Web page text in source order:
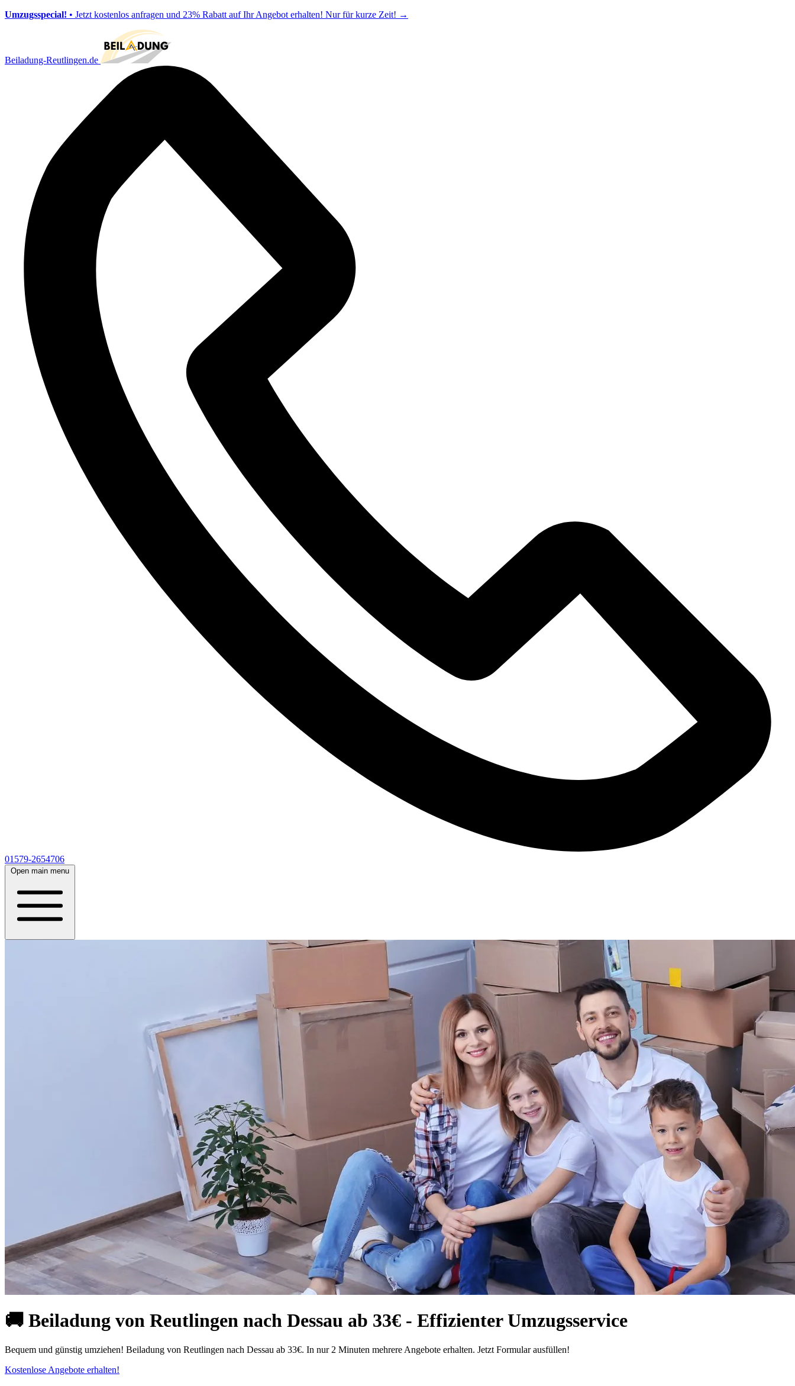
Umzugsspecial! • Jetzt kostenlos anfragen und 23% Rabatt auf Ihr Angebot erhalten! Nur für kurze Zeit! →
Beiladung-Reutlingen.de
01579-2654706
Open main menu
🚚 Beiladung von Reutlingen nach Dessau ab 33€ - Effizienter Umzugsservice
Bequem und günstig umziehen! Beiladung von Reutlingen nach Dessau ab 33€. In nur 2 Minuten mehrere Angebote erhalten. Jetzt Formular ausfüllen!
Kostenlose Angebote erhalten!